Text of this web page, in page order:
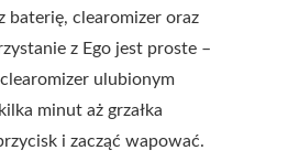
baterię, clearomizer oraz
z Ego jest proste –
ulubionym
minut aż grzałka
i zacząć wapować.